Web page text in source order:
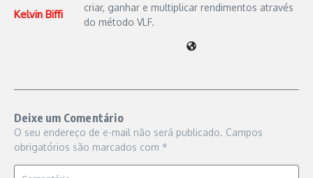
Kelvin Biffi
criar, ganhar e multiplicar rendimentos através
do método VLF.
Deixe um Comentário
O seu endereço de e-mail não será publicado. Campos
obrigatórios são marcados com *